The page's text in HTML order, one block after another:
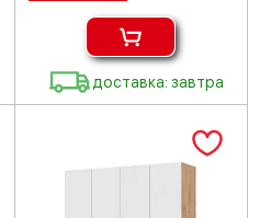
доставка: завтра